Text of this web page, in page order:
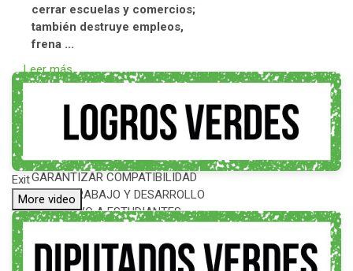
cerrar escuelas y comercios;
también destruye empleos,
frena ...
Leer más...
BUSCA VIRGILIO MENDOZA
GARANTIZAR COMPATIBILIDAD
ENTRE TRABAJO Y DESARROLLO
EDUCATIVO A ESTUDIANTES
La iniciativa propone establecer
Exit
More video